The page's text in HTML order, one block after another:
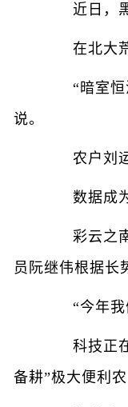
近日，黑
在北大荒
“暗室恒温
说。
农户刘运
数据成为
彩云之南
员阮继伟根据长
“今年我们
科技正在
备耕”极大便利